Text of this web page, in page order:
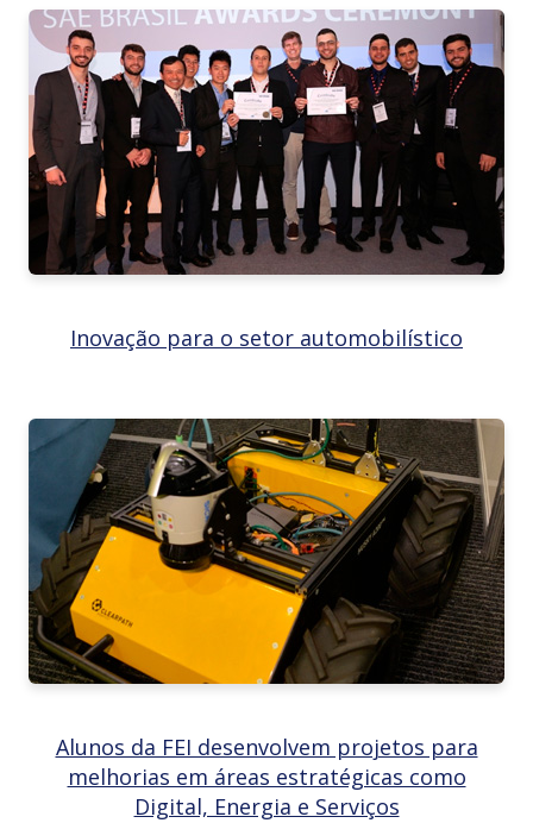
Inovação para o setor automobilístico
Alunos da FEI desenvolvem projetos para
melhorias em áreas estratégicas como
Digital, Energia e Serviços